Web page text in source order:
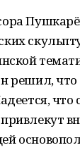
решил, что
что